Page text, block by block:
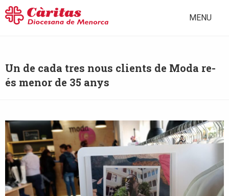
MENU
Un de cada tres nous clients de Moda re-
és menor de 35 anys